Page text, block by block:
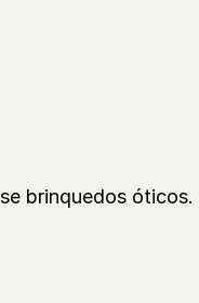
brinquedos óticos.